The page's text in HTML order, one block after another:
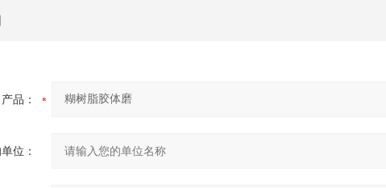
产品：
位：